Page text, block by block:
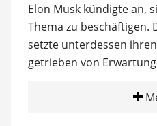
Elon Musk kündigte an,
Thema zu beschäftigen.
setzte unterdessen
getrieben von